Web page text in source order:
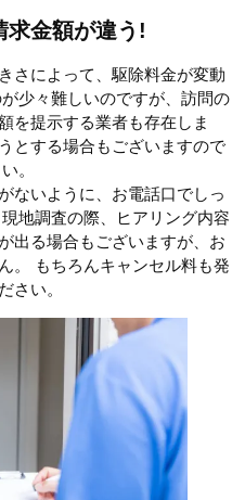
求金額が違う!
さによって、駆除料金が変動
少々難しいのですが、訪問の
を提示する業者も存在しま
とする場合もございますので
。
ないように、お電話口でしっ
地調査の際、ヒアリング内容
出る場合もございますが、お
。 もちろんキャンセル料も発
さい。